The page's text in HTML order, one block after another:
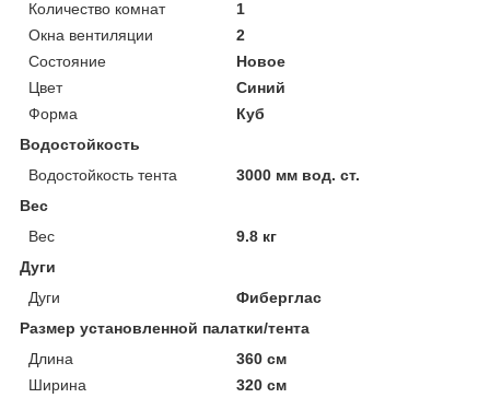
Количество комнат
1
Окна вентиляции
2
Состояние
Новое
Цвет
Синий
Форма
Куб
Водостойкость
Водостойкость тента
3000 мм вод. ст.
Вес
Вес
9.8 кг
Дуги
Дуги
Фиберглас
Размер установленной палатки/тента
Длина
360 см
Ширина
320 см